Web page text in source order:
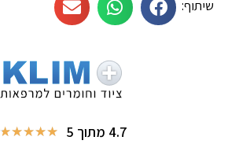
שיתוף:
4.7 מתוך 5 ★
★
★
★
★